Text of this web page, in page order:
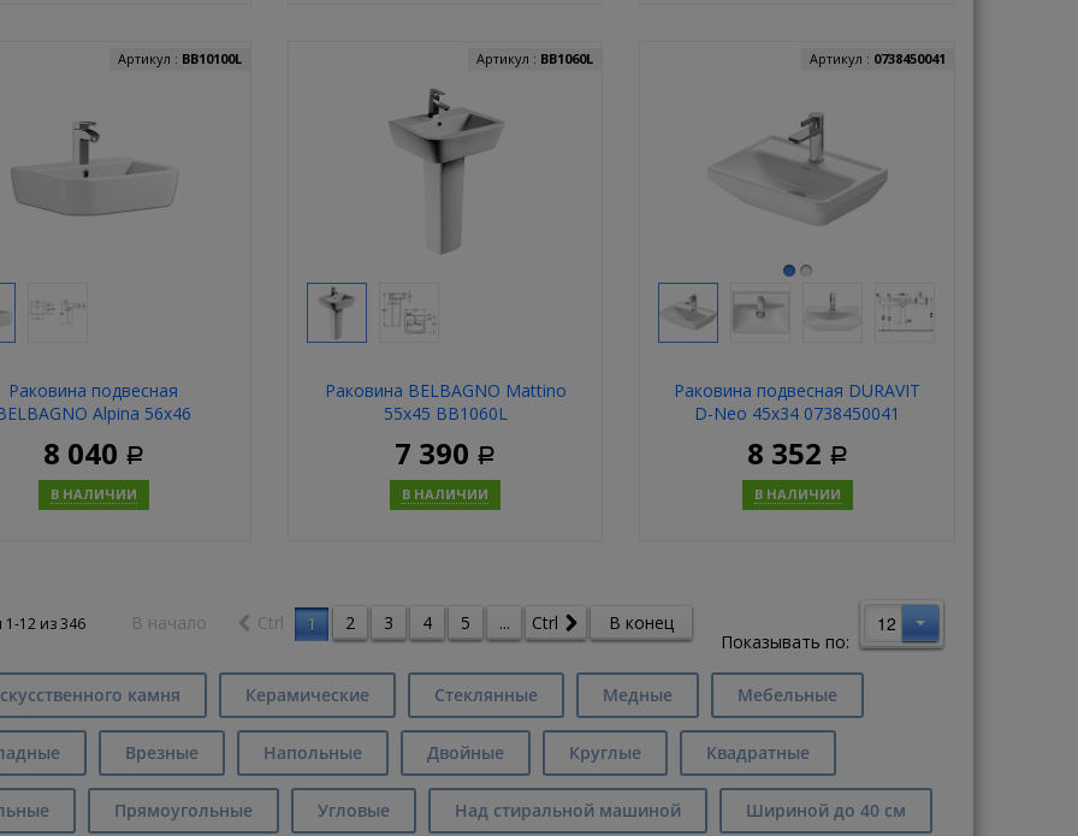
Купить Купить Купить
Раковина подвесная
Alpina 56х46
Артикул : BB10100L
8 040 Р
В НАЛИЧИИ
Раковина BELBAGNO Mattino
55х45 BB1060L
Артикул : BB1060L
7 390 Р
В НАЛИЧИИ
Раковина подвесная DURAVIT
D-Neo 45х34 0738450041
Артикул : 0738450041
8 352 Р
В НАЛИЧИИ
Показывать по:
12
12 из346 В начало Ctrl 1 2 3 4 5 ... Ctrl В конец
камня Керамические Стеклянные Медные Мебельные
Врезные Напольные Двойные Круглые Квадратные
Прямоугольные Угловые Над стиральной машиной Шириной до 40 см